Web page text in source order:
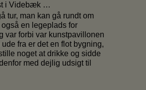
i Videbæk …
tur, man kan gå rundt om
en legeplads for
var forbi var kunstpavillonen
fra er det en flot bygning,
noget at drikke og sidde
med dejlig udsigt til